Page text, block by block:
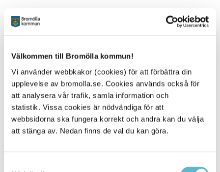
Välkommen till Bromölla kommun!
Vi använder webbkakor (cookies) för att förbättra din
upplevelse av bromolla.se. Cookies används också för
att analysera vår trafik, samla information och
statistik. Vissa cookies är nödvändiga för att
webbsidorna ska fungera korrekt och andra kan du välja
att stänga av. Nedan finns de val du kan göra.
KONTAKT